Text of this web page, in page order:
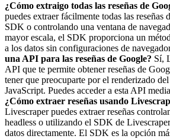
¿Cómo extraigo todas las reseñas de
puedes extraer fácilmente todas las reseñas
SDK o controlando una ventana de
mayor escala, el SDK proporciona un
a los datos sin configuraciones de
una API para las reseñas de Google? Sí,
API que te permite obtener reseñas de
tener que preocuparte por el renderizado
JavaScript. Puedes acceder a esta API
¿Cómo extraer reseñas usando
Livescraper puedes extraer reseñas
headless o utilizando el SDK de
datos directamente. El SDK es la opción